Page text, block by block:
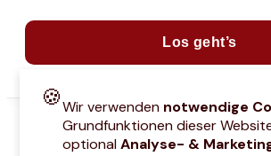
Los geht’s
🍪Wir verwenden notwendige
Grundfunktionen dieser
optionalAnalyse- &